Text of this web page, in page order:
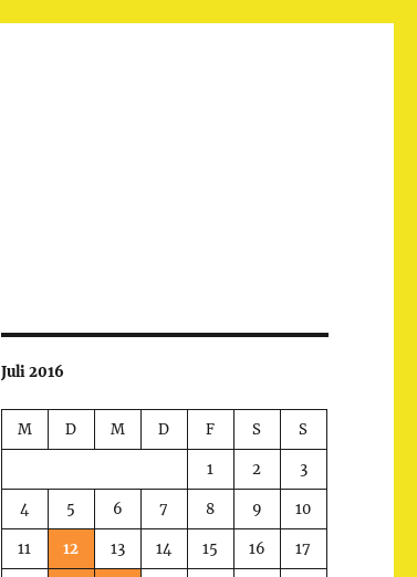
Juli 2016
M D M D F S S
1 2 3
4 5 6 7 8 9 10
11 12 13 14 15 16 17